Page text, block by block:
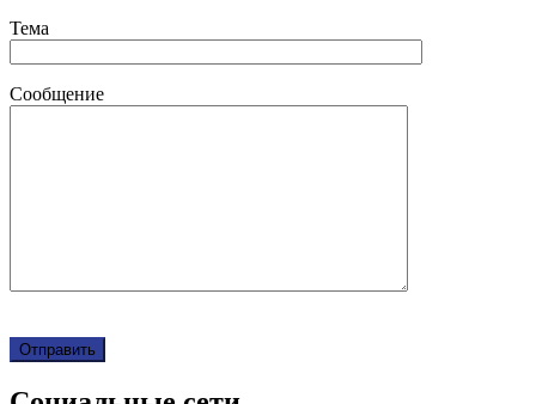
Тема
Сообщение